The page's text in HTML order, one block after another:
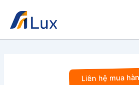
dung
Liên hệ mua